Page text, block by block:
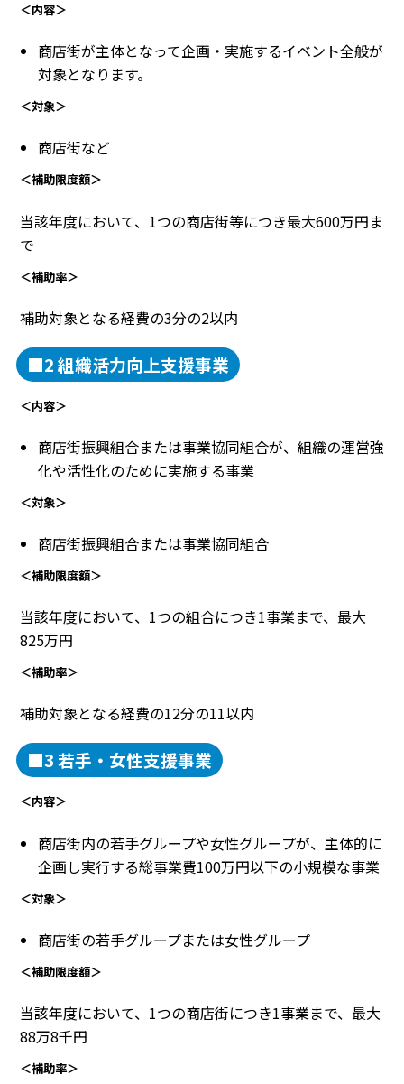
＜内容＞
商店街が主体となって企画・実施するイベント全般が
対象となります。
＜対象＞
商店街など
＜補助限度額＞
当該年度において、1つの商店街等につき最大600万円ま
で
＜補助率＞
補助対象となる経費の3分の2以内
■2 組織活力向上支援事業
＜内容＞
商店街振興組合または事業協同組合が、組織の運営強
化や活性化のために実施する事業
＜対象＞
商店街振興組合または事業協同組合
＜補助限度額＞
当該年度において、1つの組合につき1事業まで、最大
825万円
＜補助率＞
補助対象となる経費の12分の11以内
■3 若手・女性支援事業
＜内容＞
商店街内の若手グループや女性グループが、主体的に
企画し実行する総事業費100万円以下の小規模な事業
＜対象＞
商店街の若手グループまたは女性グループ
＜補助限度額＞
当該年度において、1つの商店街につき1事業まで、最大
88万8千円
＜補助率＞